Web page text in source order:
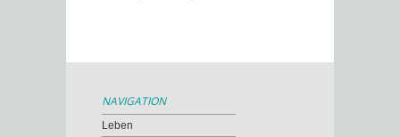
NAVIGATION
Leben